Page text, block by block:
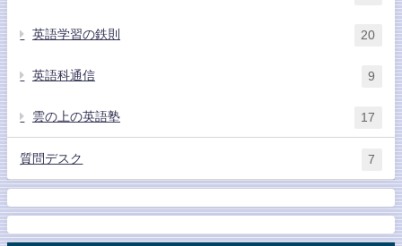
英語学習の鉄則 20
英語科通信 9
雲の上の英語塾 17
質問デスク 7